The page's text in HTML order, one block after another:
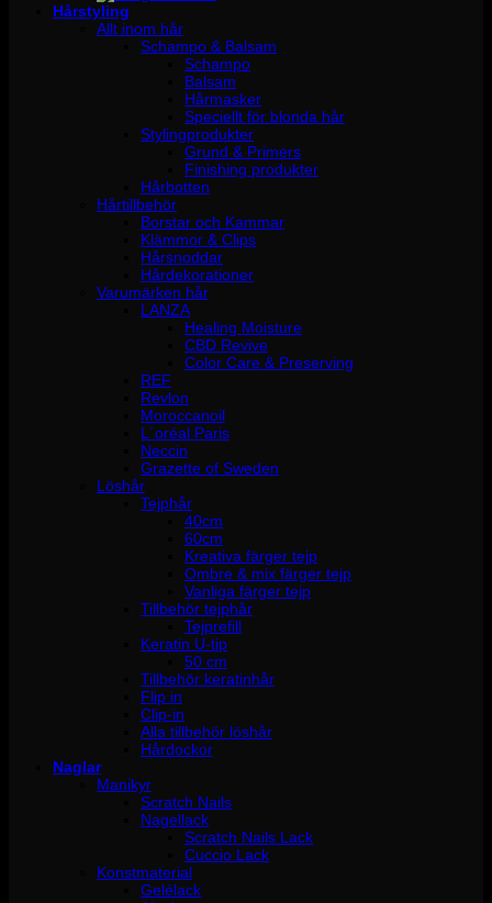
Hårstyling
Allt inom hår
Schampo & Balsam
Schampo
Balsam
Hårmasker
Speciellt för blonda hår
Stylingprodukter
Grund & Primers
Finishing produkter
Hårbotten
Hårtillbehör
Borstar och Kammar
Klämmor & Clips
Hårsnoddar
Hårdekorationer
Varumärken hår
LANZA
Healing Moisture
CBD Revive
Color Care & Preserving
REF
Revlon
Moroccanoil
L´oréal Paris
Neccin
Grazette of Sweden
Löshår
Tejphår
40cm
60cm
Kreativa färger tejp
Ombre & mix färger tejp
Vanliga färger tejp
Tillbehör tejphår
Tejprefill
Keratin U-tip
50 cm
Tillbehör keratinhår
Flip in
Clip-in
Alla tillbehör löshår
Hårdockor
Naglar
Manikyr
Scratch Nails
Nagellack
Scratch Nails Lack
Cuccio Lack
Konstmaterial
Gelélack